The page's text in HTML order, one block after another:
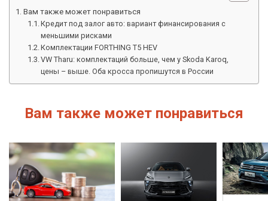
Вам также может понравиться
Кредит под залог авто: вариант финансирования с
меньшими рисками
Комплектации FORTHING T5 HEV
VW Tharu: комплектаций больше, чем у Skoda Karoq,
цены – выше. Оба кросса пропишутся в России
Вам также может понравиться